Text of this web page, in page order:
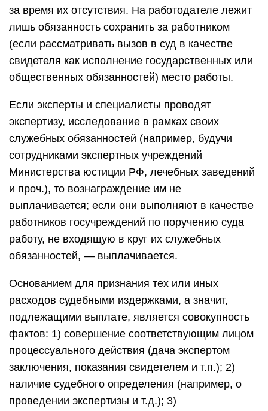
за время их отсутствия. На работодателе лежит
лишь обязанность сохранить за работником
(если рассматривать вызов в суд в качестве
свидетеля как исполнение государственных или
общественных обязанностей) место работы.
Если эксперты и специалисты проводят
экспертизу, исследование в рамках своих
служебных обязанностей (например, будучи
сотрудниками экспертных учреждений
Министерства юстиции РФ, лечебных заведений
и проч.), то вознаграждение им не
выплачивается; если они выполняют в качестве
работников госучреждений по поручению суда
работу, не входящую в круг их служебных
обязанностей, — выплачивается.
Основанием для признания тех или иных
расходов судебными издержками, а значит,
подлежащими выплате, является совокупность
фактов: 1) совершение соответствующим лицом
процессуального действия (дача экспертом
заключения, показания свидетелем и т.п.); 2)
наличие судебного определения (например, о
проведении экспертизы и т.д.); 3)